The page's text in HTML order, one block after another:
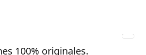
100% originales.